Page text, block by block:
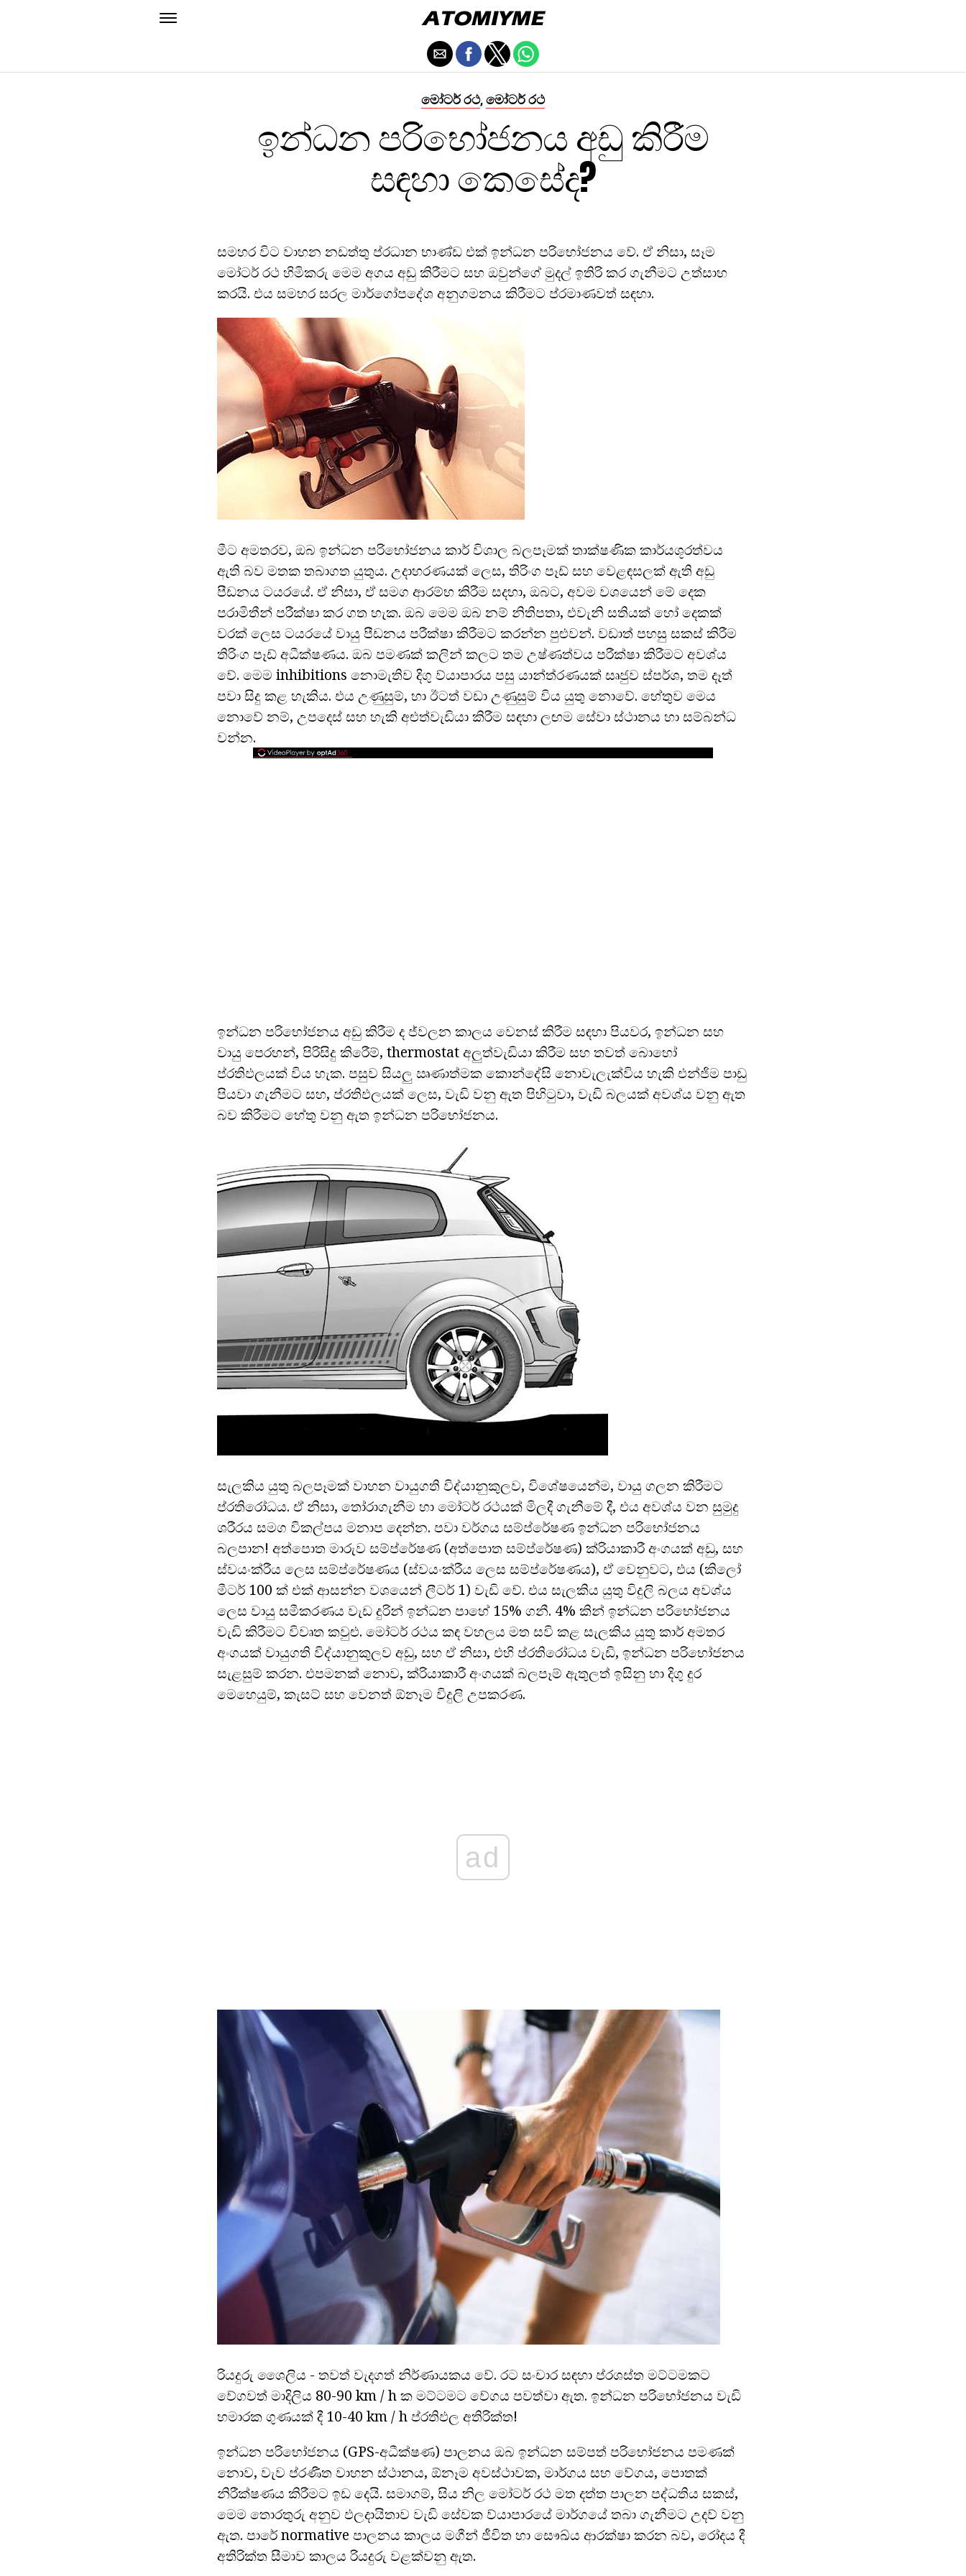
මෝටර් රථ, මෝටර් රථ
ඉන්ධන පරිභෝජනය අඩු කිරීම
සඳහා කෙසේද?
සමහර විට වාහන නඩත්තු ප්රධාන භාණ්ඩ එක් ඉන්ධන පරිභෝජනය වේ. ඒ නිසා, සෑම
මෝටර් රථ හිමිකරු මෙම අගය අඩු කිරීමට සහ ඔවුන්ගේ මුදල් ඉතිරි කර ගැනීමට උත්සාහ
කරයි. එය සමහර සරල මාර්ගෝපදේශ අනුගමනය කිරීමට ප්රමාණවත් සඳහා.
මීට අමතරව, ඔබ ඉන්ධන පරිභෝජනය කාර් විශාල බලපෑමක් තාක්ෂණික කාර්යශූරත්වය
ඇති බව මතක තබාගත යුතුය. උදාහරණයක් ලෙස, තිරිංග පෑඩ් සහ වෙළඳසලක් ඇති අඩු
පීඩනය ටයරයේ. ඒ නිසා, ඒ සමග ආරම්භ කිරීම සදහා, ඔබට, අවම වශයෙන් මේ දෙක
පරාමිතීන් පරීක්ෂා කර ගත හැක. ඔබ මෙම ඔබ නම් නිතිපතා, එවැනි සතියක් හෝ දෙකක්
වරක් ලෙස ටයරයේ වායු පීඩනය පරීක්ෂා කිරීමට කරන්න පුළුවන්. වඩාත් පහසු සකස් කිරීම
තිරිංග පෑඩ් අධීක්ෂණය. ඔබ පමණක් කලින් කලට තම උෂ්ණත්වය පරීක්ෂා කිරීමට අවශ්ය
වේ. මෙම inhibitions නොමැතිව දිගු ව්යාපාරය පසු යාන්ත්රණයක් සෘජුව ස්පර්ශ, තම දෑත්
පවා සිදු කළ හැකිය. එය උණුසුම්, හා ඊටත් වඩා උණුසුම් විය යුතු නොවේ. හේතුව මෙය
නොවේ නම්, උපදෙස් සහ හැකි අළුත්වැඩියා කිරීම සඳහා ලඟම සේවා ස්ථානය හා සම්බන්ධ
වන්න.
ඉන්ධන පරිභෝජනය අඩු කිරීම ද ජ්වලන කාලය වෙනස් කිරීම සඳහා පියවර, ඉන්ධන සහ
වායු පෙරහන්, පිරිසිදු කිරීෙම්, thermostat අලුත්වැඩියා කිරීම සහ තවත් බොහෝ
ප්රතිඵලයක් විය හැක. පසුව සියලු ඍණාත්මක කොන්දේසි නොවැලැක්විය හැකි එන්ජිම පාඩු
පියවා ගැනීමට සහ, ප්රතිඵලයක් ලෙස, වැඩි වනු ඇත පිහිටුවා, වැඩි බලයක් අවශ්ය වනු ඇත
බව කිරීමට හේතු වනු ඇත ඉන්ධන පරිභෝජනය.
සැලකිය යුතු බලපෑමක් වාහන වායුගති විද්යානුකුලව, විශේෂයෙන්ම, වායු ගලන කිරීමට
ප්රතිරෝධය. ඒ නිසා, තෝරාගැනීම හා මෝටර් රථයක් මිලදී ගැනීමේ දී, එය අවශ්ය වන සුමුදු
ශරීරය සමග විකල්පය මනාප දෙන්න. පවා වර්ගය සම්ප්රේෂණ ඉන්ධන පරිභෝජනය
බලපාන! අත්පොත මාරුව සම්ප්රේෂණ (අත්පොත සම්ප්රේෂණ) ක්රියාකාරී අංගයක් අඩු, සහ
ස්වයංක්රීය ලෙස සම්ප්රේෂණය (ස්වයංක්රීය ලෙස සම්ප්රේෂණය), ඒ වෙනුවට, එය (කිලෝ
මීටර් 100 ක් එක් ආසන්න වශයෙන් ලීටර් 1) වැඩි වේ. එය සැලකිය යුතු විදුලි බලය අවශ්ය
ලෙස වායු සමීකරණය වැඩ දුරින් ඉන්ධන පාහේ 15% ගනී. 4% කින් ඉන්ධන පරිභෝජනය
වැඩි කිරීමට විවෘත කවුළු. මෝටර් රථය කඳ වහලය මත සවි කළ සැලකිය යුතු කාර් අමතර
අංගයක් වායුගති විද්යානුකුලව අඩු, සහ ඒ නිසා, එහි ප්රතිරෝධය වැඩි, ඉන්ධන පරිභෝජනය
සැළසුම් කරන. එපමනක් නොව, ක්රියාකාරී අංගයක් බලපෑම් ඇතුලත් ඉසිනු හා දිගු දුර
මෙහෙයුම්, කැසට් සහ වෙනත් ඕනෑම විදුලි උපකරණ.
ad
රියදුරු ශෛලිය - තවත් වැදගත් නිර්ණායකය වේ. රට සංචාර සඳහා ප්රශස්ත මට්ටමකට
වේගවත් මාදිලිය 80-90 km / h ක මට්ටමට වේගය පවත්වා ඇත. ඉන්ධන පරිභෝජනය වැඩි
හමාරක ගුණයක් දී 10-40 km / h ප්රතිඵල අතිරික්ත!
ඉන්ධන පරිභෝජනය (GPS-අධීක්ෂණ) පාලනය ඔබ ඉන්ධන සම්පත් පරිභෝජනය පමණක්
නොව, වැව ප්රණීත වාහන ස්ථානය, ඕනෑම අවස්ථාවක, මාර්ගය සහ වේගය, පොතක්
නිරීක්ෂණය කිරීමට ඉඩ දෙයි. සමාගම්, සිය නිල මෝටර් රථ මත දත්ත පාලන පද්ධතිය සකස්,
මෙම තොරතුරු අනුව ඵලදායිතාව වැඩි සේවක ව්යාපාරයේ මාර්ගයේ තබා ගැනීමට උදව් වනු
ඇත. පාරේ normative පාලනය කාලය මගීන් ජීවිත හා සෞඛ්ය ආරක්ෂා කරන බව, රෝදය දී
අතිරික්ත සීමාව කාලය රියදුරු වළක්වනු ඇත.